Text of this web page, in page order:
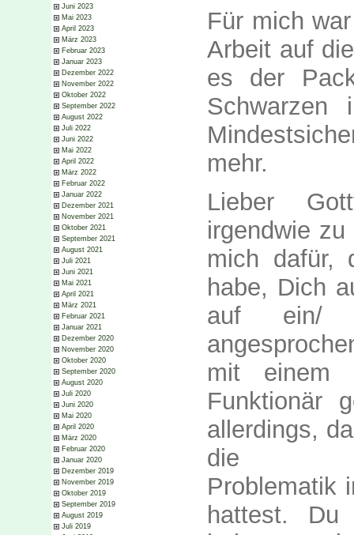
Juni 2023
Mai 2023
April 2023
März 2023
Februar 2023
Januar 2023
Dezember 2022
November 2022
Oktober 2022
September 2022
August 2022
Juli 2022
Juni 2022
Mai 2022
April 2022
März 2022
Februar 2022
Januar 2022
Dezember 2021
November 2021
Oktober 2021
September 2021
August 2021
Juli 2021
Juni 2021
Mai 2021
April 2021
März 2021
Februar 2021
Januar 2021
Dezember 2020
November 2020
Oktober 2020
September 2020
August 2020
Juli 2020
Juni 2020
Mai 2020
April 2020
März 2020
Februar 2020
Januar 2020
Dezember 2019
November 2019
Oktober 2019
September 2019
August 2019
Juli 2019
Für mich
Arbeit auf
es der
mehr.
Lieber
irgendwie
mich dafür,
habe, Dich
auf ein/
mit einem
Funktionär
allerdings,
die
Problematik
hattest. Du